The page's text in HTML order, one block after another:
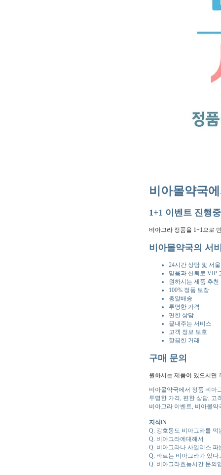
비아몰약국
1+1 이벤트 진행중
비아그라 정품을 1+1으로
비아몰약국의 서
24시간 상담 및 서
믿음과 신뢰로 VIP
원하시는 제품 추
100% 정품 보장
총알배송
투명한 가격
편한 상담
끝내주는 서비스
고객 정보 보호
깔끔한 거래
구매 문의
원하시는 제품이 있으시면
비아몰약국에서 정품 비아
투명한 가격, 편한 상담, 고
비아그라 이벤트, 비아몰약
지식iN
Q. 강호동도 비아그라를 먹
Q. 비아그라에대해서
Q. 비아그라나 사일리스 파
Q. 바르는 비아그라가 있다
Q. 비아그라효능시간 문의